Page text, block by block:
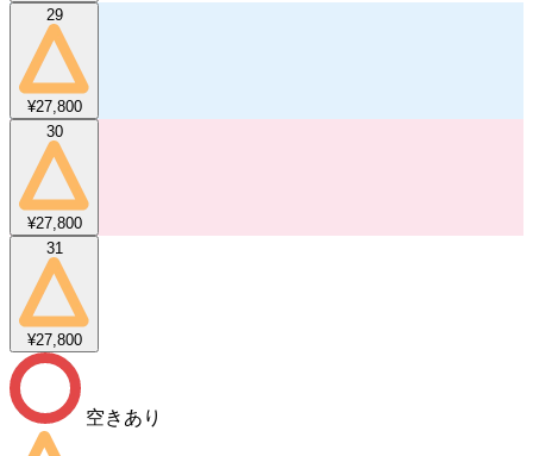
29
¥27,800
30
¥27,800
31
¥27,800
空きあり